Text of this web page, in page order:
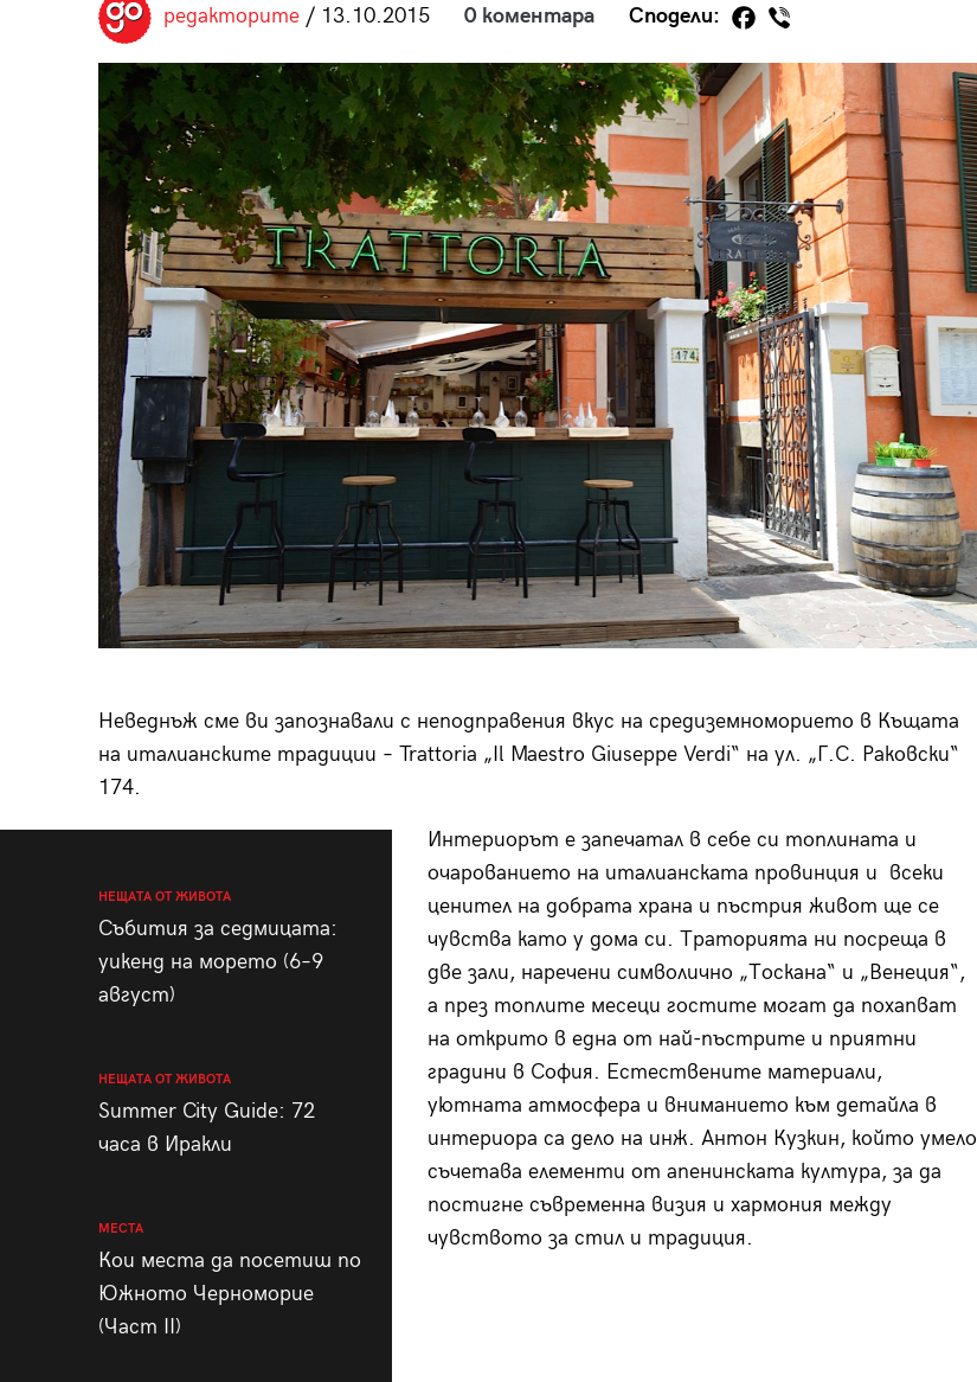
редакторите/ 13.10.2015 0 коментара Сподели:
Неведнъж сме ви запознавали с неподправения вкус на средиземноморието в Къщата
на италианските традиции – Trattoria „Il Maestro Giuseppe Verdi“ на ул. „Г.С. Раковски“
174.
НЕЩАТА ОТ ЖИВОТА
Събития за седмицата:
уикенд на морето (6–9
август)
НЕЩАТА ОТ ЖИВОТА
Summer City Guide: 72
часа в Иракли
МЕСТА
Кои места да посетиш по
Южното Черноморие
(Част II)
Интериорът е запечатал в себе си топлината и
очарованието на италианската провинция и всеки
ценител на добрата храна и пъстрия живот ще се
чувства като у дома си. Траторията ни посреща в
две зали, наречени символично „Тоскана“ и „Венеция“,
а през топлите месеци гостите могат да похапват
на открито в една от най-пъстрите и приятни
градини в София. Естествените материали,
уютната атмосфера и вниманието към детайла в
интериора са дело на инж. Антон Кузкин, който умело
съчетава елементи от апенинската култура, за да
постигне съвременна визия и хармония между
чувството за стил и традиция.
28 /29 29/29